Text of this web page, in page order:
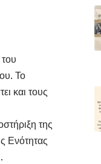
Το
και τους
της
Ενότητας